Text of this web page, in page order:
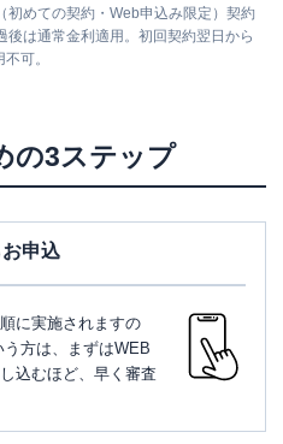
めての契約・Web申込み限定）契約
は通常金利適用。初回契約翌日から
可。
の3ステップ
申込
に実施されますの
方は、まずはWEB
込むほど、早く審査